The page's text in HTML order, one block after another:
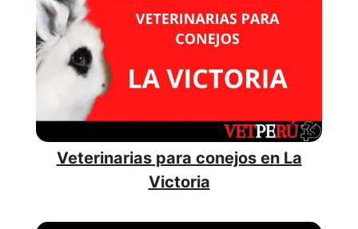
Veterinarias para conejos en La
Victoria